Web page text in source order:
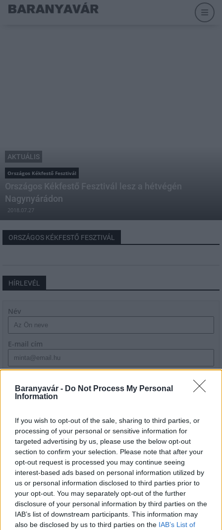
Baranyavár - Do Not Process My Personal
Information
If you wish to opt-out of the sale, sharing to third parties, or
processing of your personal or sensitive information for
targeted advertising by us, please use the below opt-out
section to confirm your selection. Please note that after your
opt-out request is processed you may continue seeing
interest-based ads based on personal information utilized by
us or personal information disclosed to third parties prior to
your opt-out. You may separately opt-out of the further
disclosure of your personal information by third parties on the
IAB’s list of downstream participants. This information may
also be disclosed by us to third parties on the IAB’s List of
AKTUÁLIS
Országos Kékfestő Fesztivál
Országos Kékfestő Fesztivál lesz a hétvégén
Nagynyárádon
2018.07.27
ORSZÁGOS KÉKFESTŐ FESZTIVÁL
HÍRLEVÉL
Név
E-mail cím
szabályzatot!
HÍRDETÉS
LEGFRISSEBB
Országos hírek
Megérkezett az eső a Duna vízgyűjtőjére